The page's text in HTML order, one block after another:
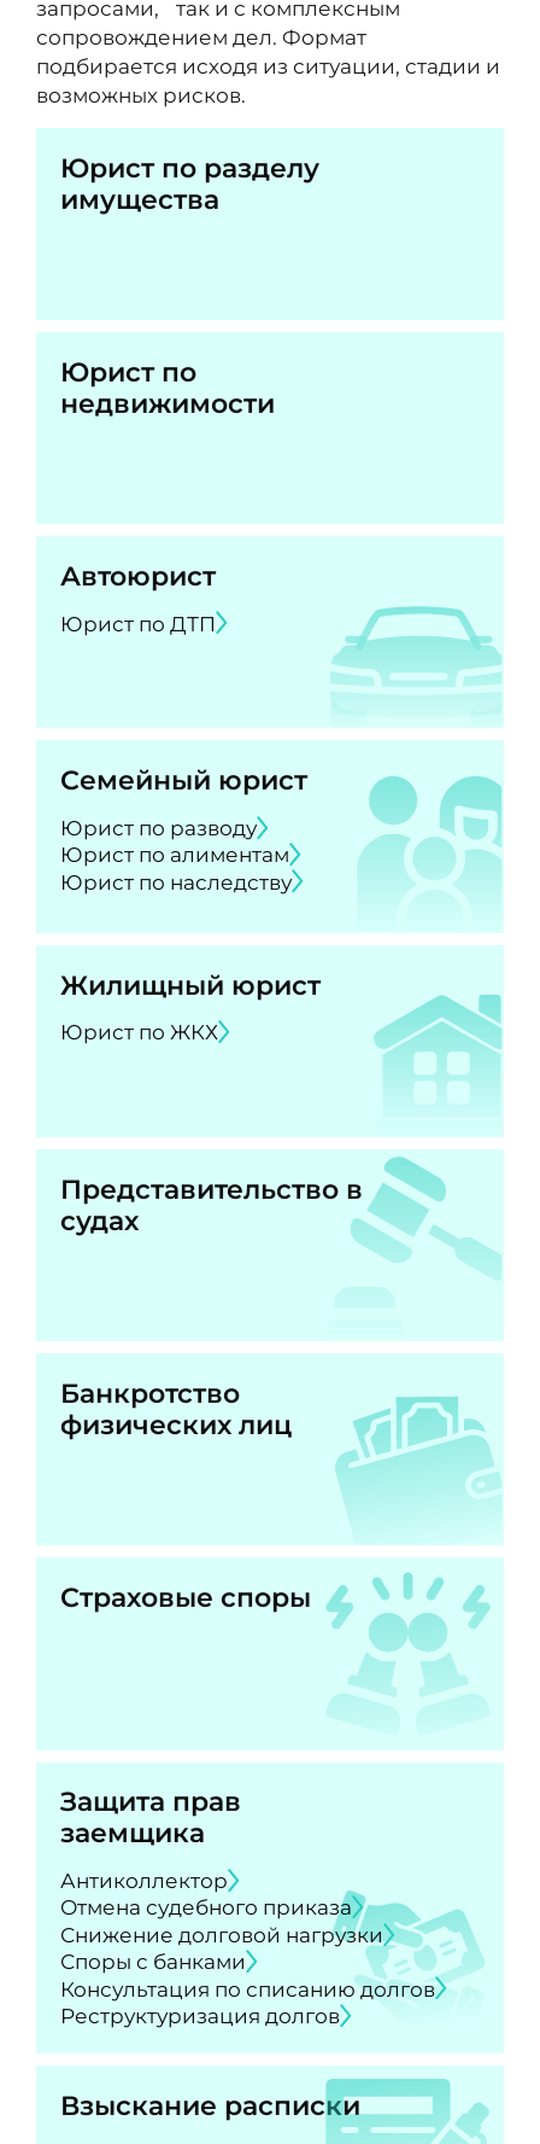
запросами, так и с комплексным
сопровождением дел. Формат
подбирается исходя из ситуации, стадии и
возможных рисков.
Юрист по разделу
имущества
Юрист по
недвижимости
Автоюрист
Юрист по ДТП
Семейный юрист
Юрист по разводу
Юрист по алиментам
Юрист по наследству
Жилищный юрист
Юрист по ЖКХ
Представительство в
судах
Банкротство
физических лиц
Страховые споры
Защита прав
заемщика
Антиколлектор
Отмена судебного приказа
Снижение долговой нагрузки
Споры с банками
Консультация по списанию долгов
Реструктуризация долгов
Взыскание расписки